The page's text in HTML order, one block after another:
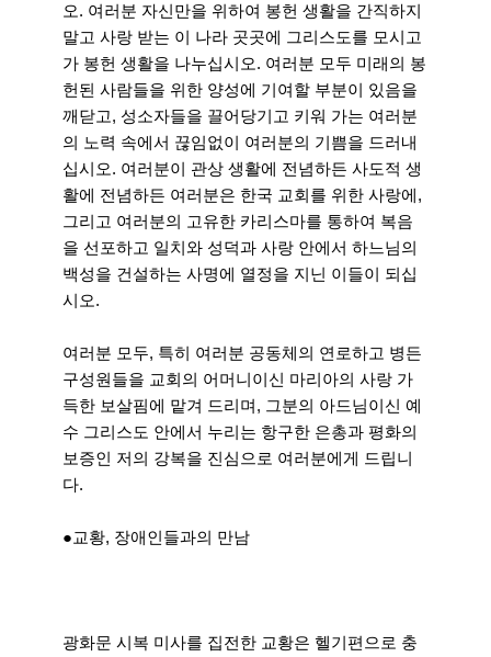
오. 여러분 자신만을 위하여 봉헌 생활을 간직하지
말고 사랑 받는 이 나라 곳곳에 그리스도를 모시고
가 봉헌 생활을 나누십시오. 여러분 모두 미래의 봉
헌된 사람들을 위한 양성에 기여할 부분이 있음을
깨닫고, 성소자들을 끌어당기고 키워 가는 여러분
의 노력 속에서 끊임없이 여러분의 기쁨을 드러내
십시오. 여러분이 관상 생활에 전념하든 사도적 생
활에 전념하든 여러분은 한국 교회를 위한 사랑에,
그리고 여러분의 고유한 카리스마를 통하여 복음
을 선포하고 일치와 성덕과 사랑 안에서 하느님의
백성을 건설하는 사명에 열정을 지닌 이들이 되십
시오.
여러분 모두, 특히 여러분 공동체의 연로하고 병든
구성원들을 교회의 어머니이신 마리아의 사랑 가
득한 보살핌에 맡겨 드리며, 그분의 아드님이신 예
수 그리스도 안에서 누리는 항구한 은총과 평화의
보증인 저의 강복을 진심으로 여러분에게 드립니
다.
●교황, 장애인들과의 만남
광화문 시복 미사를 집전한 교황은 헬기편으로 충